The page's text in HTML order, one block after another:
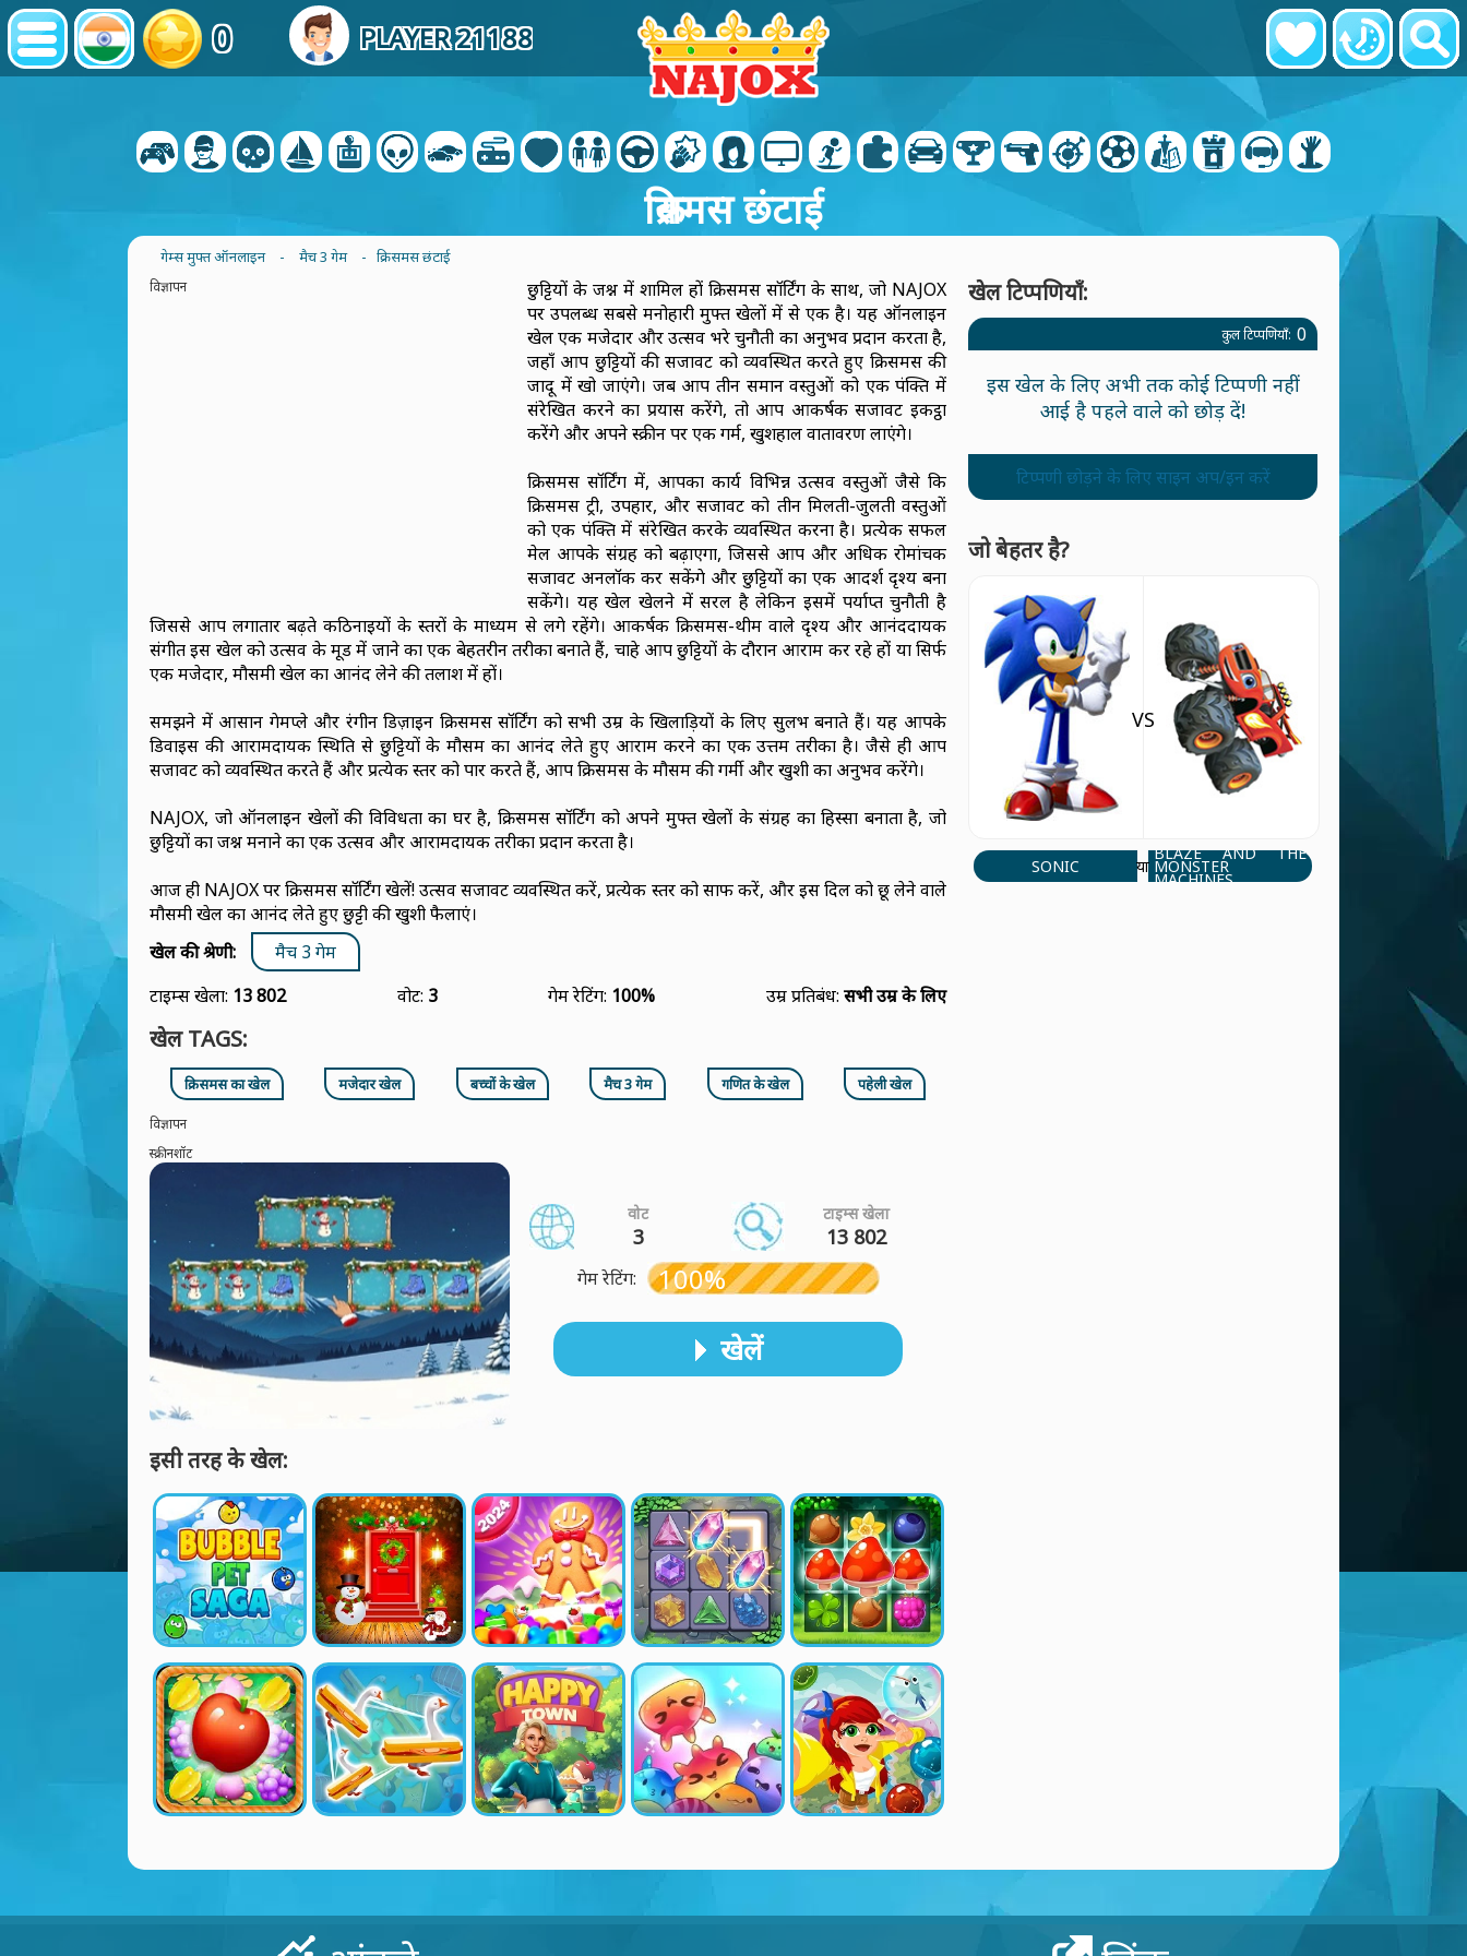
0 PLAYER 21188
क्रिसमस छंटाई
गेम्स मुफ्त ऑनलाइन - मैच 3 गेम - क्रिसमस छंटाई
विज्ञापन
छुट्टियों के जश्न में शामिल हों क्रिसमस सॉर्टिंग के साथ, जो NAJOX
पर उपलब्ध सबसे मनोहारी मुफ्त खेलों में से एक है। यह ऑनलाइन
खेल एक मजेदार और उत्सव भरे चुनौती का अनुभव प्रदान करता है,
जहाँ आप छुट्टियों की सजावट को व्यवस्थित करते हुए क्रिसमस की
जादू में खो जाएंगे। जब आप तीन समान वस्तुओं को एक पंक्ति में
संरेखित करने का प्रयास करेंगे, तो आप आकर्षक सजावट इकट्ठा
करेंगे और अपने स्क्रीन पर एक गर्म, खुशहाल वातावरण लाएंगे।
क्रिसमस सॉर्टिंग में, आपका कार्य विभिन्न उत्सव वस्तुओं जैसे कि
क्रिसमस ट्री, उपहार, और सजावट को तीन मिलती-जुलती वस्तुओं
को एक पंक्ति में संरेखित करके व्यवस्थित करना है। प्रत्येक सफल
मेल आपके संग्रह को बढ़ाएगा, जिससे आप और अधिक रोमांचक
सजावट अनलॉक कर सकेंगे और छुट्टियों का एक आदर्श दृश्य बना
सकेंगे। यह खेल खेलने में सरल है लेकिन इसमें पर्याप्त चुनौती है
जिससे आप लगातार बढ़ते कठिनाइयों के स्तरों के माध्यम से लगे रहेंगे। आकर्षक क्रिसमस-थीम वाले दृश्य और आनंददायक
संगीत इस खेल को उत्सव के मूड में जाने का एक बेहतरीन तरीका बनाते हैं, चाहे आप छुट्टियों के दौरान आराम कर रहे हों या सिर्फ
एक मजेदार, मौसमी खेल का आनंद लेने की तलाश में हों।
समझने में आसान गेमप्ले और रंगीन डिज़ाइन क्रिसमस सॉर्टिंग को सभी उम्र के खिलाड़ियों के लिए सुलभ बनाते हैं। यह आपके
डिवाइस की आरामदायक स्थिति से छुट्टियों के मौसम का आनंद लेते हुए आराम करने का एक उत्तम तरीका है। जैसे ही आप
सजावट को व्यवस्थित करते हैं और प्रत्येक स्तर को पार करते हैं, आप क्रिसमस के मौसम की गर्मी और खुशी का अनुभव करेंगे।
NAJOX, जो ऑनलाइन खेलों की विविधता का घर है, क्रिसमस सॉर्टिंग को अपने मुफ्त खेलों के संग्रह का हिस्सा बनाता है, जो
छुट्टियों का जश्न मनाने का एक उत्सव और आरामदायक तरीका प्रदान करता है।
आज ही NAJOX पर क्रिसमस सॉर्टिंग खेलें! उत्सव सजावट व्यवस्थित करें, प्रत्येक स्तर को साफ करें, और इस दिल को छू लेने वाले
मौसमी खेल का आनंद लेते हुए छुट्टी की खुशी फैलाएं।
खेल की श्रेणी:
मैच 3 गेम
टाइम्स खेला: 13 802 वोट: 3 गेम रेटिंग: 100% उम्र प्रतिबंध: सभी उम्र के लिए
खेल TAGS:
क्रिसमस का खेल मजेदार खेल बच्चों के खेल मैच 3 गेम गणित के खेल पहेली खेल
विज्ञापन
स्क्रीनशॉट
वोट
3
टाइम्स खेला
13 802
गेम रेटिंग: 100%
खेलें
इसी तरह के खेल:
खेल टिप्पणियाँ:
कुल टिप्पणियाँ: 0
इस खेल के लिए अभी तक कोई टिप्पणी नहीं
आई है पहले वाले को छोड़ दें!
टिप्पणी छोड़ने के लिए साइन अप/इन करें
जो बेहतर है?
SONIC
VS
या
BLAZE AND THE
MONSTER
MACHINES